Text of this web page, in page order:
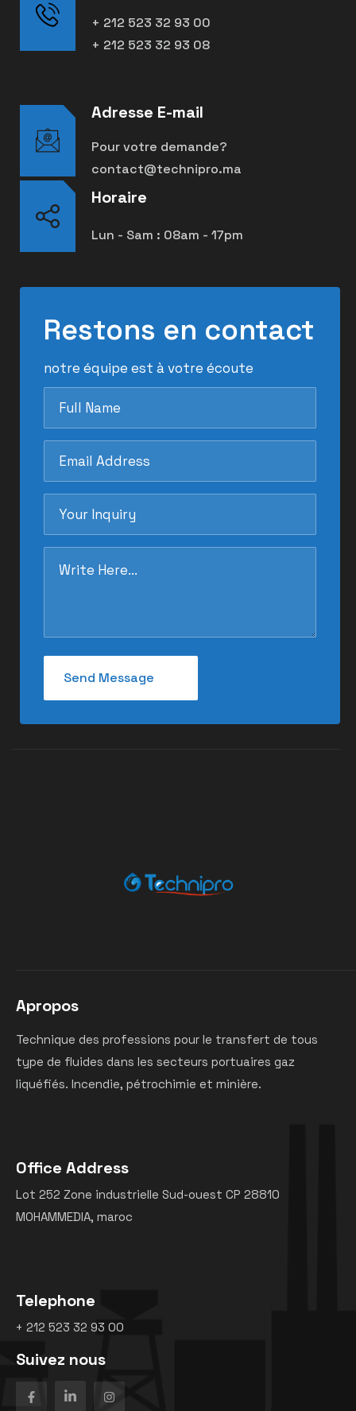
+ 212 523 32 93 00
+ 212 523 32 93 08
Adresse E-mail
Pour votre demande?
contact@technipro.ma
Horaire
Lun - Sam : 08am - 17pm
Restons en contact
notre équipe est à votre écoute
Apropos
Technique des professions pour le transfert de tous
type de fluides dans les secteurs portuaires gaz
liquéfiés. Incendie, pétrochimie et minière.
Office Address
Lot 252 Zone industrielle Sud-ouest CP 28810
MOHAMMEDIA, maroc
Telephone
+ 212 523 32 93 00
Suivez nous